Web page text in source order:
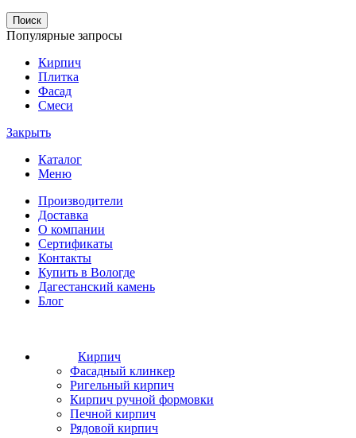
Поиск
Популярные запросы
Кирпич
Плитка
Фасад
Смеси
Закрыть
Каталог
Меню
Производители
Доставка
О компании
Сертификаты
Контакты
Купить в Вологде
Дагестанский камень
Блог
Кирпич
Фасадный клинкер
Ригельный кирпич
Кирпич ручной формовки
Печной кирпич
Рядовой кирпич